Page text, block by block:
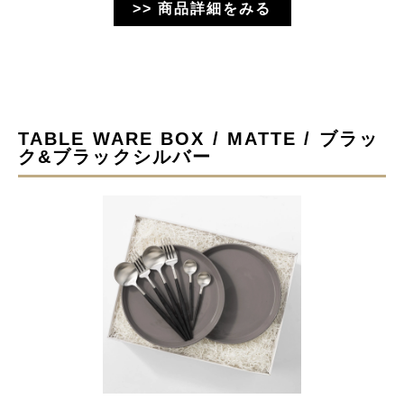
>> 商品詳細をみる
TABLE WARE BOX / MATTE / ブラッ
ク&ブラックシルバー